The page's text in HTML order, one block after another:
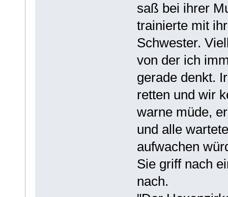
saß bei ihrer
trainierte mit
Schwester.
von der ich
gerade denkt.
retten und wir
warne müde,
und alle
aufwachen
Sie griff nach
nach.